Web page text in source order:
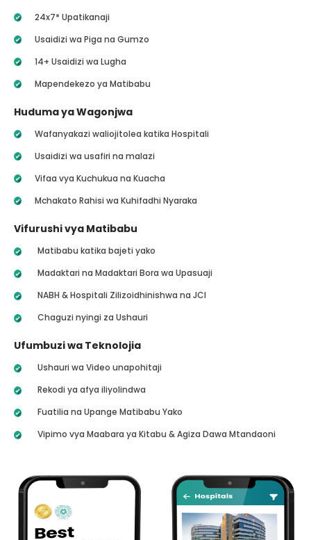
24x7* Upatikanaji
Usaidizi wa Piga na Gumzo
14+ Usaidizi wa Lugha
Mapendekezo ya Matibabu
Huduma ya Wagonjwa
Wafanyakazi waliojitolea katika Hospitali
Usaidizi wa usafiri na malazi
Vifaa vya Kuchukua na Kuacha
Mchakato Rahisi wa Kuhifadhi Nyaraka
Vifurushi vya Matibabu
Matibabu katika bajeti yako
Madaktari na Madaktari Bora wa Upasuaji
NABH & Hospitali Zilizoidhinishwa na JCI
Chaguzi nyingi za Ushauri
Ufumbuzi wa Teknolojia
Ushauri wa Video unapohitaji
Rekodi ya afya iliyolindwa
Fuatilia na Upange Matibabu Yako
Vipimo vya Maabara ya Kitabu & Agiza Dawa Mtandaoni